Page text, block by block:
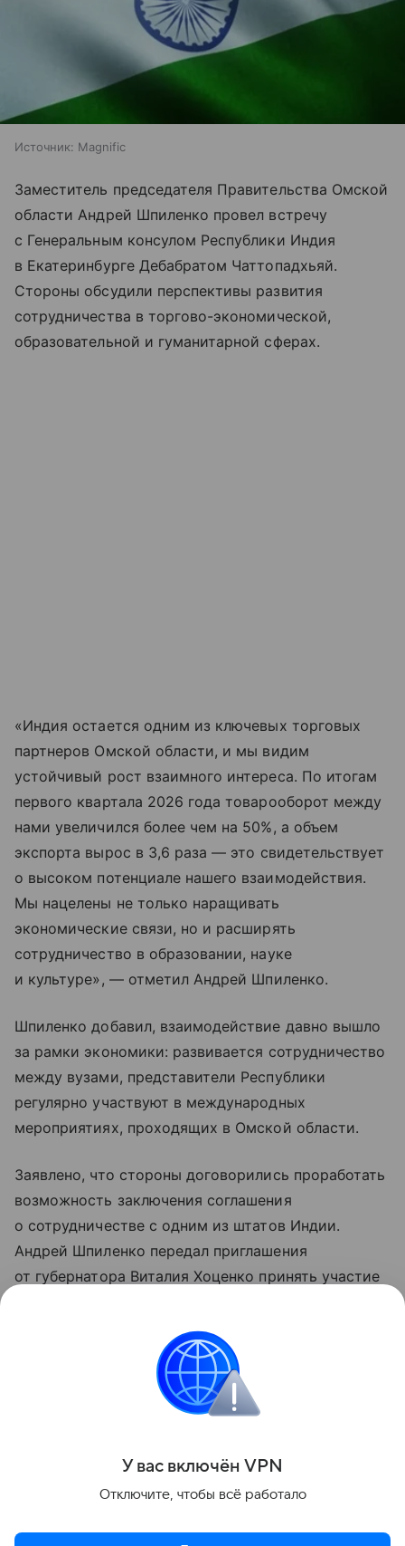
Источник: Magnific
Заместитель председателя Правительства Омской
области Андрей Шпиленко провел встречу
с Генеральным консулом Республики Индия
в Екатеринбурге Дебабратом Чаттопадхьяй.
Стороны обсудили перспективы развития
сотрудничества в торгово-экономической,
образовательной и гуманитарной сферах.
«Индия остается одним из ключевых торговых
партнеров Омской области, и мы видим
устойчивый рост взаимного интереса. По итогам
первого квартала 2026 года товарооборот между
нами увеличился более чем на 50%, а объем
экспорта вырос в 3,6 раза — это свидетельствует
о высоком потенциале нашего взаимодействия.
Мы нацелены не только наращивать
экономические связи, но и расширять
сотрудничество в образовании, науке
и культуре», — отметил Андрей Шпиленко.
Шпиленко добавил, взаимодействие давно вышло
за рамки экономики: развивается сотрудничество
между вузами, представители Республики
регулярно участвуют в международных
мероприятиях, проходящих в Омской области.
Заявлено, что стороны договорились проработать
возможность заключения соглашения
о сотрудничестве с одним из штатов Индии.
Андрей Шпиленко передал приглашения
от губернатора Виталия Хоценко принять участие
которая пройдет в Омске в начале октября. Также
наметили план по организации бизнес-миссии
омских компаний для продвижения товаров
Поделиться
У вас включён VPN
Отключите, чтобы всё работало